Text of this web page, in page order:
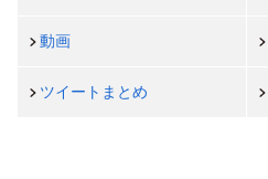
動画
ツイートまとめ